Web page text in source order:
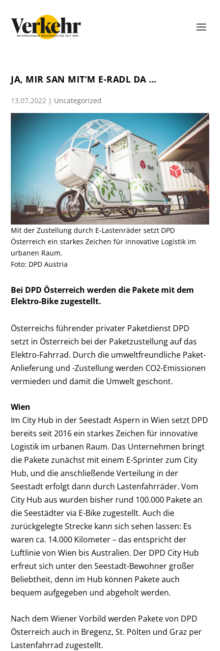
JA, MIR SAN MIT‘M E-RADL DA …
13.07.2022 | Uncategorized
Mit der Zustellung durch E-Lastenräder setzt DPD
Österreich ein starkes Zeichen für innovative Logistik im
urbanen Raum.
Foto: DPD Austria
Bei DPD Österreich werden die Pakete mit dem
Elektro-Bike zugestellt.
Österreichs führender privater Paketdienst DPD
setzt in Österreich bei der Paketzustellung auf das
Elektro-Fahrrad. Durch die umweltfreundliche Paket-
Anlieferung und -Zustellung werden CO2-Emissionen
vermieden und damit die Umwelt geschont.
Wien
Im City Hub in der Seestadt Aspern in Wien setzt DPD
bereits seit 2016 ein starkes Zeichen für innovative
Logistik im urbanen Raum. Das Unternehmen bringt
die Pakete zunächst mit einem E-Sprinter zum City
Hub, und die anschließende Verteilung in der
Seestadt erfolgt dann durch Lastenfahrräder. Vom
City Hub aus wurden bisher rund 100.000 Pakete an
die Seestädter via E-Bike zugestellt. Auch die
zurückgelegte Strecke kann sich sehen lassen: Es
waren ca. 14.000 Kilometer – das entspricht der
Luftlinie von Wien bis Australien. Der DPD City Hub
erfreut sich unter den Seestadt-Bewohner großer
Beliebtheit, denn im Hub können Pakete auch
bequem aufgegeben und abgeholt werden.
Nach dem Wiener Vorbild werden Pakete von DPD
Österreich auch in Bregenz, St. Pölten und Graz per
Lastenfahrrad zugestellt.